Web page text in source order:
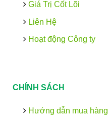
Giá Trị Cốt Lõi
Liên Hệ
Hoạt động Công ty
CHÍNH SÁCH
Hướng dẫn mua hàng